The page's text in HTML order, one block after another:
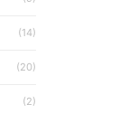
(14)
(20)
(2)